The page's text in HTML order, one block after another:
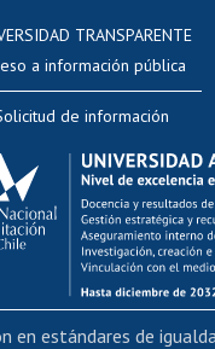
Evaluación docente
Calificación académica
Postulación al AUCAI
Funcionarias/os
internos de capacitación
Bienestar del personal
de movilidad interna
TRANSPARENTE
a información pública
de información
en estándares de